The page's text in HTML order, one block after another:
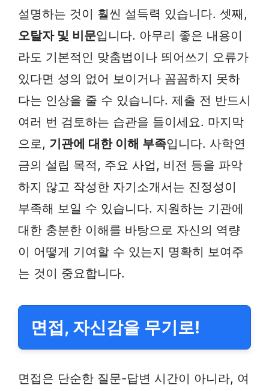
설명하는 것이 훨씬 설득력 있습니다. 셋째,
오탈자 및 비문입니다. 아무리 좋은 내용이
라도 기본적인 맞춤법이나 띄어쓰기 오류가
있다면 성의 없어 보이거나 꼼꼼하지 못하
다는 인상을 줄 수 있습니다. 제출 전 반드시
여러 번 검토하는 습관을 들이세요. 마지막
으로, 기관에 대한 이해 부족입니다. 사학연
금의 설립 목적, 주요 사업, 비전 등을 파악
하지 않고 작성한 자기소개서는 진정성이
부족해 보일 수 있습니다. 지원하는 기관에
대한 충분한 이해를 바탕으로 자신의 역량
이 어떻게 기여할 수 있는지 명확히 보여주
는 것이 중요합니다.
면접, 자신감을 무기로!
면접은 단순한 질문-답변 시간이 아니라, 여